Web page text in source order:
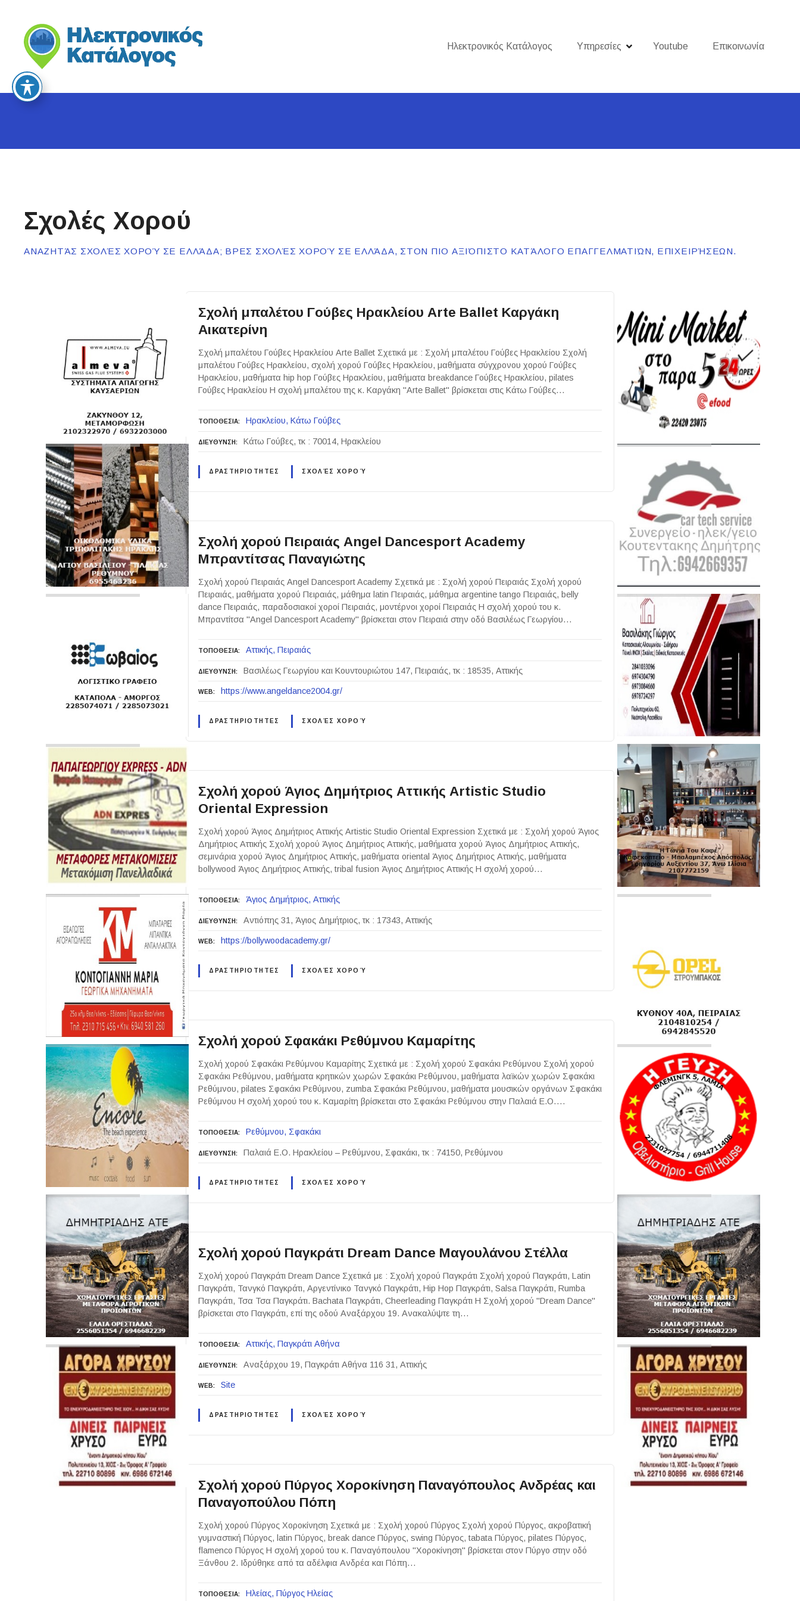
c
e
Ηλεκτρονικός Κατάλογος Υπηρεσίες Youtube Επικοινωνία
Σχολές Χορού
ΑΝΑΖΗΤΆΣ ΣΧΟΛΈΣ ΧΟΡΟΎ ΣΕ ΕΛΛΆΔΑ; ΒΡΕΣ ΣΧΟΛΈΣ ΧΟΡΟΎ ΣΕ ΕΛΛΆΔΑ, ΣΤΟΝ ΠΙΟ ΑΞΙΌΠΙΣΤΟ ΚΑΤΆΛΟΓΟ ΕΠΑΓΓΕΛΜΑΤΙΏΝ, ΕΠΙΧΕΙΡΉΣΕΩΝ.
Σχολή μπαλέτου Γούβες Ηρακλείου Arte Ballet Καργάκη
Αικατερίνη
Σχολή μπαλέτου Γούβες Ηρακλείου Arte Ballet Σχετικά με : Σχολή μπαλέτου Γούβες Ηρακλείου Σχολή
μπαλέτου Γούβες Ηρακλείου, σχολή χορού Γούβες Ηρακλείου, μαθήματα σύγχρονου χορού Γούβες
Ηρακλείου, μαθήματα hip hop Γούβες Ηρακλείου, μαθήματα breakdance Γούβες Ηρακλείου, pilates
Γούβες Ηρακλείου Η σχολή μπαλέτου της κ. Καργάκη "Arte Ballet" βρίσκεται στις Κάτω Γούβες…
ΤΟΠΟΘΕΣΙΑ Ηρακλείου Κάτω Γούβες
ΔΙΕΥΘΥΝΣΗ Κάτω Γούβες, τκ : 70014, Ηρακλείου
ΔΡΑΣΤΗΡΙΟΤΗΤΕΣ ΣΧΟΛΈΣ ΧΟΡΟΎ
Σχολή χορού Πειραιάς Angel Dancesport Academy
Μπραντίτσας Παναγιώτης
Σχολή χορού Πειραιάς Angel Dancesport Academy Σχετικά με : Σχολή χορού Πειραιάς Σχολή χορού
Πειραιάς, μαθήματα χορού Πειραιάς, μάθημα latin Πειραιάς, μάθημα argentine tango Πειραιάς, belly
dance Πειραιάς, παραδοσιακοί χοροί Πειραιάς, μοντέρνοι χοροί Πειραιάς Η σχολή χορού του κ.
Μπραντίτσα "Angel Dancesport Academy" βρίσκεται στον Πειραιά στην οδό Βασιλέως Γεωργίου…
ΤΟΠΟΘΕΣΙΑ Αττικής Πειραιάς
ΔΙΕΥΘΥΝΣΗ Βασιλέως Γεωργίου και Κουντουριώτου 147, Πειραιάς, τκ : 18535, Αττικής
WEB https://www.angeldance2004.gr/
ΔΡΑΣΤΗΡΙΟΤΗΤΕΣ ΣΧΟΛΈΣ ΧΟΡΟΎ
Σχολή χορού Άγιος Δημήτριος Αττικής Artistic Studio
Oriental Expression
Σχολή χορού Άγιος Δημήτριος Αττικής Artistic Studio Oriental Expression Σχετικά με : Σχολή χορού Άγιος
Δημήτριος Αττικής Σχολή χορού Άγιος Δημήτριος Αττικής, μαθήματα χορού Άγιος Δημήτριος Αττικής,
σεμινάρια χορού Άγιος Δημήτριος Αττικής, μαθήματα oriental Άγιος Δημήτριος Αττικής, μαθήματα
bollywood Άγιος Δημήτριος Αττικής, tribal fusion Άγιος Δημήτριος Αττικής Η σχολή χορού…
ΤΟΠΟΘΕΣΙΑ Άγιος Δημήτριος Αττικής
ΔΙΕΥΘΥΝΣΗ Αντιόπης 31, Άγιος Δημήτριος, τκ : 17343, Αττικής
WEB https://bollywoodacademy.gr/
ΔΡΑΣΤΗΡΙΟΤΗΤΕΣ ΣΧΟΛΈΣ ΧΟΡΟΎ
Σχολή χορού Σφακάκι Ρεθύμνου Καμαρίτης
Σχολή χορού Σφακάκι Ρεθύμνου Καμαρίτης Σχετικά με : Σχολή χορού Σφακάκι Ρεθύμνου Σχολή χορού
Σφακάκι Ρεθύμνου, μαθήματα κρητικών χωρών Σφακάκι Ρεθύμνου, μαθήματα λαϊκών χωρών Σφακάκι
Ρεθύμνου, pilates Σφακάκι Ρεθύμνου, zumba Σφακάκι Ρεθύμνου, μαθήματα μουσικών οργάνων Σφακάκι
Ρεθύμνου Η σχολή χορού του κ. Καμαρίτη βρίσκεται στο Σφακάκι Ρεθύμνου στην Παλαιά Ε.Ο….
ΤΟΠΟΘΕΣΙΑ Ρεθύμνου Σφακάκι
ΔΙΕΥΘΥΝΣΗ Παλαιά Ε.Ο. Ηρακλείου – Ρεθύμνου, Σφακάκι, τκ : 74150, Ρεθύμνου
ΔΡΑΣΤΗΡΙΟΤΗΤΕΣ ΣΧΟΛΈΣ ΧΟΡΟΎ
Σχολή χορού Παγκράτι Dream Dance Μαγουλάνου Στέλλα
Σχολή χορού Παγκράτι Dream Dance Σχετικά με : Σχολή χορού Παγκράτι Σχολή χορού Παγκράτι, Latin
Παγκράτι, Τανγκό Παγκράτι, Αργεντίνικο Τανγκό Παγκράτι, Hip Hop Παγκράτι, Salsa Παγκράτι, Rumba
Παγκράτι, Τσα Τσα Παγκράτι. Bachata Παγκράτι, Cheerleading Παγκράτι Η Σχολή χορού "Dream Dance"
βρίσκεται στο Παγκράτι, επί της οδού Αναξάρχου 19. Ανακαλύψτε τη…
ΤΟΠΟΘΕΣΙΑ Αττικής Παγκράτι Αθήνα
ΔΙΕΥΘΥΝΣΗ Αναξάρχου 19, Παγκράτι Αθήνα 116 31, Αττικής
WEB Site
ΔΡΑΣΤΗΡΙΟΤΗΤΕΣ ΣΧΟΛΈΣ ΧΟΡΟΎ
Σχολή χορού Πύργος Χοροκίνηση Παναγόπουλος Ανδρέας και
Παναγοπούλου Πόπη
Σχολή χορού Πύργος Χοροκίνηση Σχετικά με : Σχολή χορού Πύργος Σχολή χορού Πύργος, ακροβατική
γυμναστική Πύργος, latin Πύργος, break dance Πύργος, swing Πύργος, tabata Πύργος, pilates Πύργος,
flamenco Πύργος Η σχολή χορού του κ. Παναγόπουλου "Χοροκίνηση" βρίσκεται στον Πύργο στην οδό
Ξάνθου 2. Ιδρύθηκε από τα αδέλφια Ανδρέα και Πόπη…
ΤΟΠΟΘΕΣΙΑ Ηλείας Πύργος Ηλείας